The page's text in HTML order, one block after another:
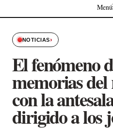
Menú
NOTICIAS›
El fenómeno
memorias
con la
dirigido a los